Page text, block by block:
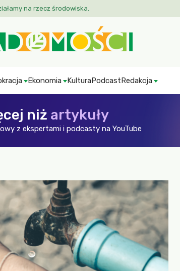
na rzecz środowiska.
Ekonomia KulturaPodcastRedakcja
niż artykuły
z ekspertami i podcasty na YouTube